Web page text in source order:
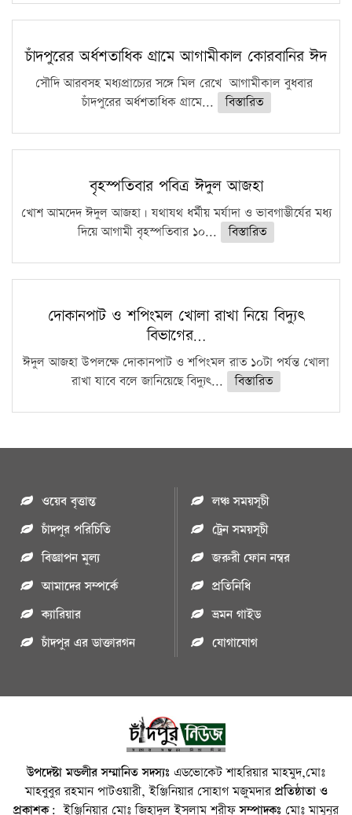
চাঁদপুরের অর্ধশতাধিক গ্রামে আগামীকাল কোরবানির ঈদ
সৌদি আরবসহ মধ্যপ্রাচ্যের সঙ্গে মিল রেখে আগামীকাল বুধবার
চাঁদপুরের অর্ধশতাধিক গ্রামে...
বিস্তারিত
বৃহস্পতিবার পবিত্র ঈদুল আজহা
খোশ আমদেদ ঈদুল আজহা। যথাযথ ধর্মীয় মর্যাদা ও ভাবগাম্ভীর্যের মধ্য
দিয়ে আগামী বৃহস্পতিবার ১০...
বিস্তারিত
দোকানপাট ও শপিংমল খোলা রাখা নিয়ে বিদ্যুৎ
বিভাগের…
ঈদুল আজহা উপলক্ষে দোকানপাট ও শপিংমল রাত ১০টা পর্যন্ত খোলা
রাখা যাবে বলে জানিয়েছে বিদ্যুৎ...
বিস্তারিত
ওয়েব বৃত্তান্ত
চাঁদপুর পরিচিতি
বিজ্ঞাপন মুল্য
আমাদের সম্পর্কে
ক্যারিয়ার
চাঁদপুর এর ডাক্তারগন
লঞ্চ সময়সূচী
ট্রেন সময়সূচী
জরুরী ফোন নম্বর
প্রতিনিধি
ভ্রমন গাইড
যোগাযোগ
উপদেষ্টা মন্ডলীর সম্মানিত সদস্যঃ এডভোকেট শাহরিয়ার মাহমুদ,মোঃ
মাহবুবুর রহমান পাটওয়ারী, ইঞ্জিনিয়ার সোহাগ মজুমদারপ্রতিষ্ঠাতা ও
প্রকাশক: ইঞ্জিনিয়ার মোঃ জিহাদুল ইসলাম শরীফসম্পাদকঃ মোঃ মামুনুর